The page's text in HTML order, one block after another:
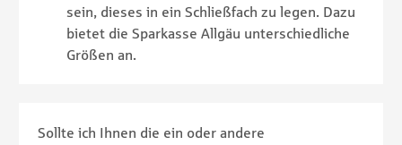
sein, dieses in ein Schließfach zu legen. Dazu
bietet die Sparkasse Allgäu unterschiedliche
Größen an.
Sollte ich Ihnen die ein oder andere